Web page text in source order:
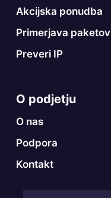
Akcijska ponudba
Primerjava paketov
Preveri IP
O podjetju
O nas
Podpora
Kontakt